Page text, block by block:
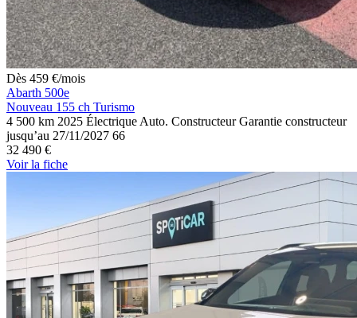
Dès 459 €/mois
Abarth 500e
Nouveau 155 ch Turismo
4 500 km 2025 Électrique Auto. Constructeur Garantie constructeur
jusqu’au 27/11/2027 66
32 490 €
Voirla fiche